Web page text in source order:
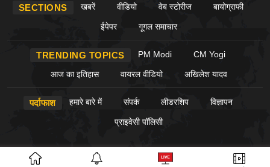
SECTIONS खबरें वीडियो वेब स्टोरीज बायोग्राफी
ईपेपर गूगल समाचार
TRENDING TOPICS PM Modi CM Yogi
आज का इतिहास वायरल वीडियो अखिलेश यादव
पर्दाफाश हमारे बारे में संपर्क लीडरशिप विज्ञापन
प्राइवेसी पॉलिसी